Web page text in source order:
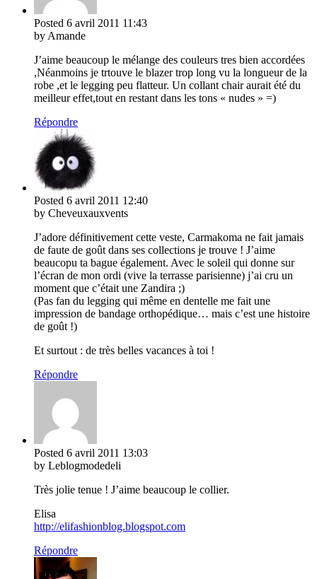
Posted 6 avril 2011 11:43
by Amande
J’aime beaucoup le mélange des couleurs tres bien accordées
,Néanmoins je trtouve le blazer trop long vu la longueur de la
robe ,et le legging peu flatteur. Un collant chair aurait été du
meilleur effet,tout en restant dans les tons « nudes » =)
Répondre
Posted 6 avril 2011 12:40
by Cheveuxauxvents
J’adore définitivement cette veste, Carmakoma ne fait jamais
de faute de goût dans ses collections je trouve ! J’aime
beaucopu ta bague également. Avec le soleil qui donne sur
l’écran de mon ordi (vive la terrasse parisienne) j’ai cru un
moment que c’était une Zandira ;)
(Pas fan du legging qui même en dentelle me fait une
impression de bandage orthopédique… mais c’est une histoire
de goût !)
Et surtout : de très belles vacances à toi !
Répondre
Posted 6 avril 2011 13:03
by Leblogmodedeli
Très jolie tenue ! J’aime beaucoup le collier.
Elisa
http://elifashionblog.blogspot.com
Répondre